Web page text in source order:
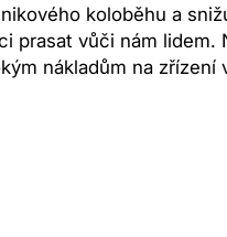
koloběhu a
prasat vůči nám lidem.
nákladům na